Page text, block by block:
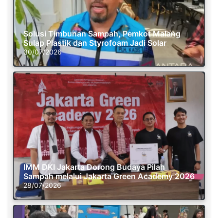
Solusi Timbunan Sampah, Pemkot Malang
Sulap Plastik dan Styrofoam Jadi Solar
30/07/2026
IMM DKI Jakarta Dorong Budaya Pilah
Sampah melalui Jakarta Green Academy 2026
28/07/2026